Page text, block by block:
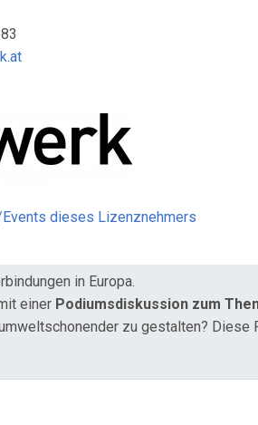
dieses Lizenznehmers
in Europa.
einer Podiumsdiskussion zum
zu gestalten?